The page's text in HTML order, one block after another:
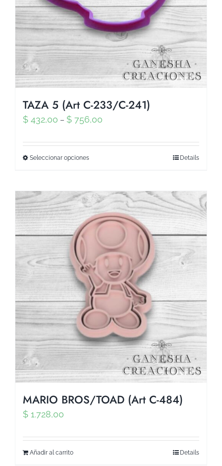
TAZA 5 (Art C-233/C-241)
$ 432,00 – $ 756,00
Seleccionar opciones Details
MARIO BROS/TOAD (Art C-484)
$ 1.728,00
Añadir al carrito Details